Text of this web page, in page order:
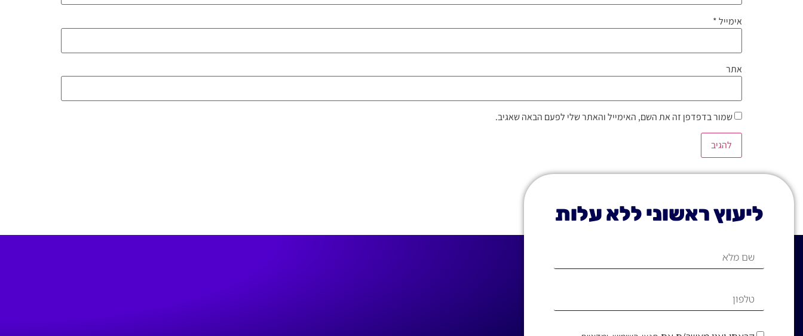
אימייל*
אתר
שמור בדפדפן זה את השם, האימייל והאתר שלי לפעם הבאה שאגיב.
ליעוץ ראשוני ללא עלות